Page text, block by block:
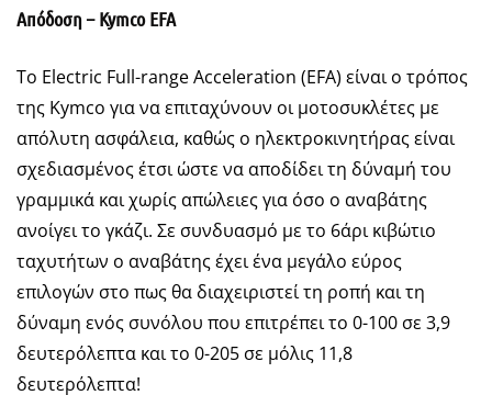
Απόδοση – Kymco EFA
Το Electric Full-range Acceleration (EFA) είναι ο τρόπος
της Kymco για να επιταχύνουν οι μοτοσυκλέτες με
απόλυτη ασφάλεια, καθώς ο ηλεκτροκινητήρας είναι
σχεδιασμένος έτσι ώστε να αποδίδει τη δύναμή του
γραμμικά και χωρίς απώλειες για όσο ο αναβάτης
ανοίγει το γκάζι. Σε συνδυασμό με το 6άρι κιβώτιο
ταχυτήτων ο αναβάτης έχει ένα μεγάλο εύρος
επιλογών στο πως θα διαχειριστεί τη ροπή και τη
δύναμη ενός συνόλου που επιτρέπει το 0-100 σε 3,9
δευτερόλεπτα και το 0-205 σε μόλις 11,8
δευτερόλεπτα!